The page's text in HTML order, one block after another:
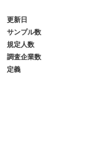
更新日
サンプル数
規定人数
調査企業数
定義